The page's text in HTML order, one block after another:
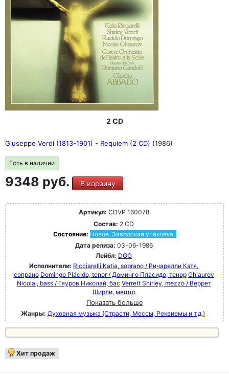
2 CD
Giuseppe Verdi (1813-1901) - Requiem (2 CD) (1986)
Есть в наличии
9348 руб. В корзину
Артикул: CDVP 160078
Состав: 2 CD
Состояние: Новое. Заводская упаковка.
Дата релиза: 03-06-1986
Лейбл: DGG
Исполнители: Ricciarelli Katia, soprano / Ричарелли Катя,
сопрано Domingo Plácido, tenor / Доминго Пласидо, тенор Ghiaurov
Nicolai, bass / Гяуров Николай, бас Verrett Shirley, mezzo / Веррет
Ширли, меццо
Показать больше
Жанры: Духовная музыка (Страсти, Мессы, Реквиемы и т.д.)
Хит продаж